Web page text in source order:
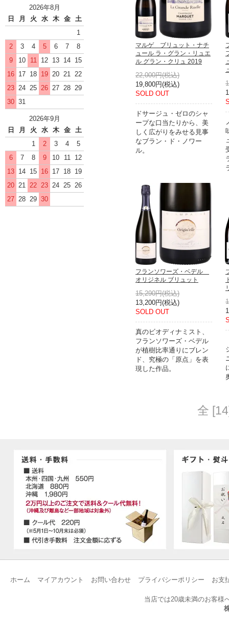
マルゲ ブリュット・ナチ
ュール ラ・グラン・リュエ
ル グラン・クリュ 2019
22,000円(税込)
19,800円(税込)
SOLD OUT
ドサージュ・ゼロのシャ
ープな口当たりから、美
しく広がりをみせる見事
なブラン・ド・ノワー
ル。
フランソワーズ・ベデル
オリジネル ブリュット
15,290円(税込)
13,200円(税込)
SOLD OUT
真のビオディナミスト、
フランソワーズ・ベデル
が植樹比率通りにブレン
ド、究極の「原点」を表
現した作品。
全
2026年8月
日
月 火 水 木 金
土
1
2
3 4 5 6 7
8
9
10 11 12 13 14 15
16 17 18 19 20 21 22
23 24 25 26 27 28 29
30 31
2026年9月
日
月 火 水 木 金
土
1
2 3 4
5
6
7 8 9 10 11
12
13 14 15 16 17 18 19
20 21 22 23 24 25 26
27 28 29 30
ホーム マイアカウント お問い合わせ プライバシーポリシー お支
当店では20歳未満のお客様